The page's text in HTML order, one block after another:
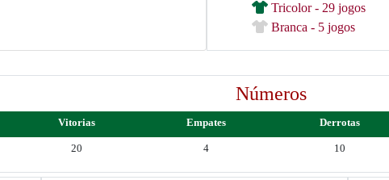
Tricolor - 29 jogos
Branca - 5 jogos
Números
Vitorias Empates Derrotas
20 4 10